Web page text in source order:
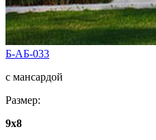
Б-АБ-033
с мансардой
Размер:
9x8